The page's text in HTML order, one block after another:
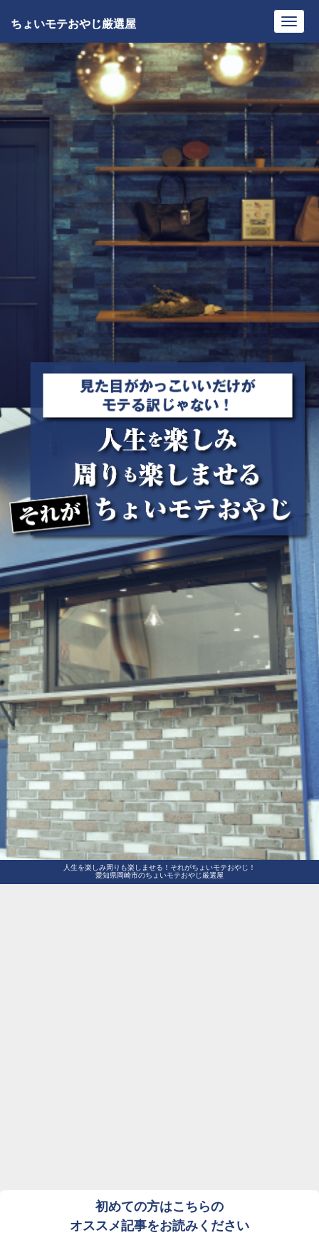
人生を楽しみ周りも楽しませる！それがちょいモテおやじ！
愛知県岡崎市のちょいモテおやじ厳選屋
ちょいモテおやじ厳選屋
初めての方はこちらの
オススメ記事をお読みください